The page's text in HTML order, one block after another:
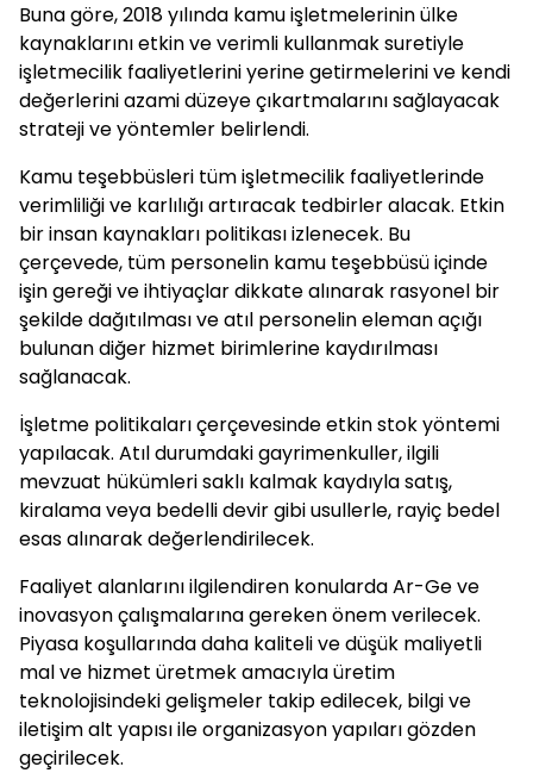
Buna göre, 2018 yılında kamu işletmelerinin ülke
kaynaklarını etkin ve verimli kullanmak suretiyle
işletmecilik faaliyetlerini yerine getirmelerini ve kendi
değerlerini azami düzeye çıkartmalarını sağlayacak
strateji ve yöntemler belirlendi.
Kamu teşebbüsleri tüm işletmecilik faaliyetlerinde
verimliliği ve karlılığı artıracak tedbirler alacak. Etkin
bir insan kaynakları politikası izlenecek. Bu
çerçevede, tüm personelin kamu teşebbüsü içinde
işin gereği ve ihtiyaçlar dikkate alınarak rasyonel bir
şekilde dağıtılması ve atıl personelin eleman açığı
bulunan diğer hizmet birimlerine kaydırılması
sağlanacak.
İşletme politikaları çerçevesinde etkin stok yöntemi
yapılacak. Atıl durumdaki gayrimenkuller, ilgili
mevzuat hükümleri saklı kalmak kaydıyla satış,
kiralama veya bedelli devir gibi usullerle, rayiç bedel
esas alınarak değerlendirilecek.
Faaliyet alanlarını ilgilendiren konularda Ar-Ge ve
inovasyon çalışmalarına gereken önem verilecek.
Piyasa koşullarında daha kaliteli ve düşük maliyetli
mal ve hizmet üretmek amacıyla üretim
teknolojisindeki gelişmeler takip edilecek, bilgi ve
iletişim alt yapısı ile organizasyon yapıları gözden
geçirilecek.